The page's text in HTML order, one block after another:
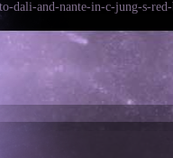
dali-and-nante-in-c-jung-s-